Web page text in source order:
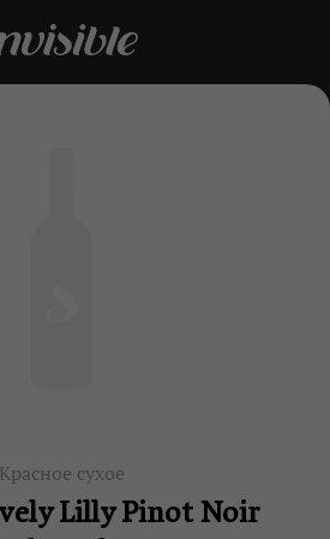
Красное сухое
Lilly Pinot Noir